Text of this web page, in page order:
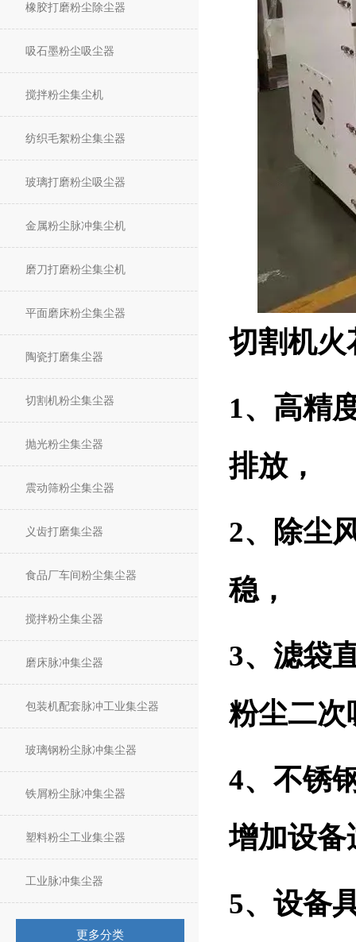
橡胶打磨粉尘除尘器
吸石墨粉尘吸尘器
搅拌粉尘集尘机
纺织毛絮粉尘集尘器
玻璃打磨粉尘吸尘器
金属粉尘脉冲集尘机
磨刀打磨粉尘集尘机
平面磨床粉尘集尘器
陶瓷打磨集尘器
切割机粉尘集尘器
抛光粉尘集尘器
震动筛粉尘集尘器
义齿打磨集尘器
食品厂车间粉尘集尘器
搅拌粉尘集尘器
磨床脉冲集尘器
包装机配套脉冲工业集尘器
玻璃钢粉尘脉冲集尘器
铁屑粉尘脉冲集尘器
塑料粉尘工业集尘器
工业脉冲集尘器
更多分类
切割机火
1、高精
排放，
2、除尘
稳，
3、滤袋
粉尘二次
4、不锈
增加设备
5、设备